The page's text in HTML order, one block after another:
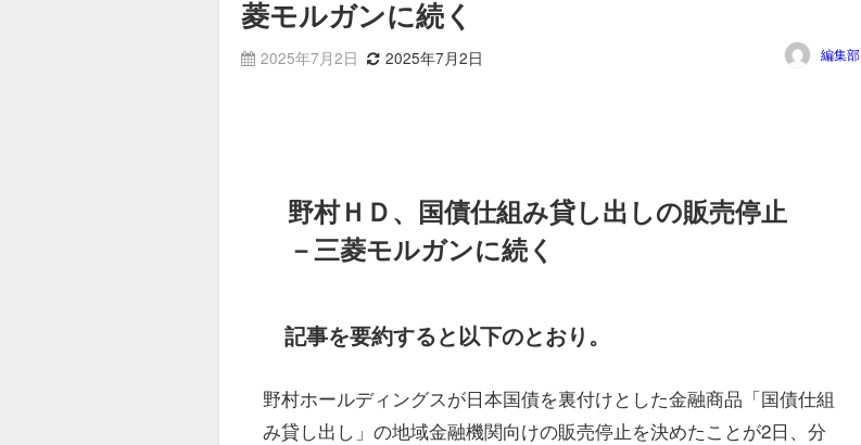
菱モルガンに続く
2025年7月2日 2025年7月2日 編集部
野村ＨＤ、国債仕組み貸し出しの販売停止
－三菱モルガンに続く
記事を要約すると以下のとおり。
野村ホールディングスが日本国債を裏付けとした金融商品「国債仕組
み貸し出し」の地域金融機関向けの販売停止を決めたことが2日、分